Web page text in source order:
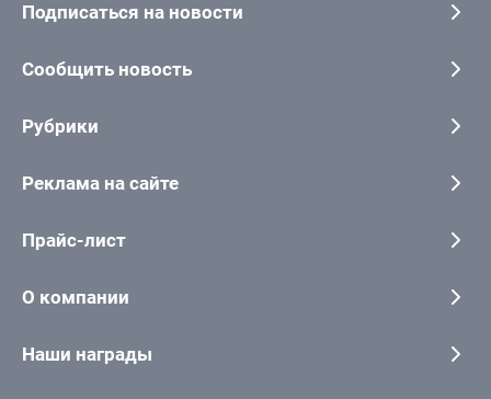
Подписаться на новости
Сообщить новость
Рубрики
Реклама на сайте
Прайс-лист
О компании
Наши награды